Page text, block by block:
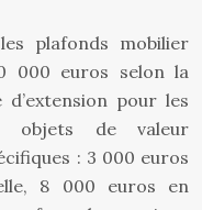
plafonds mobilier
000 euros selon la
pour les
objets de valeur
: 3 000 euros
8 000 euros en